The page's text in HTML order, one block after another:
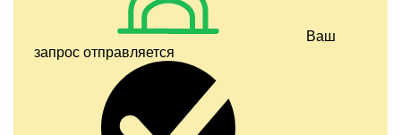
Ваш
запрос отправляется